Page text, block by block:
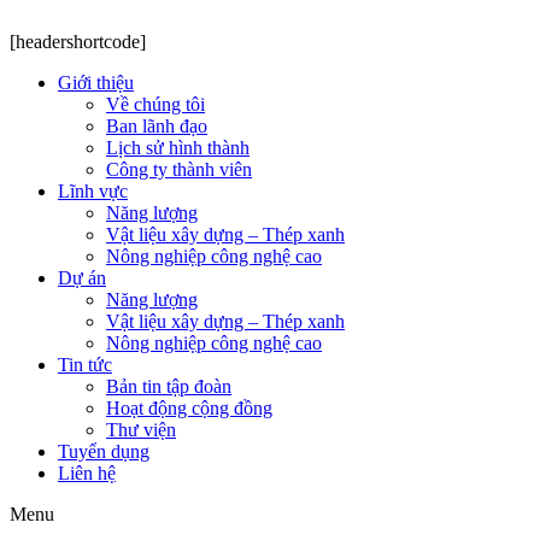
[headershortcode]
Giới thiệu
Về chúng tôi
Ban lãnh đạo
Lịch sử hình thành
Công ty thành viên
Lĩnh vực
Năng lượng
Vật liệu xây dựng – Thép xanh
Nông nghiệp công nghệ cao
Dự án
Năng lượng
Vật liệu xây dựng – Thép xanh
Nông nghiệp công nghệ cao
Tin tức
Bản tin tập đoàn
Hoạt động cộng đồng
Thư viện
Tuyển dụng
Liên hệ
Menu